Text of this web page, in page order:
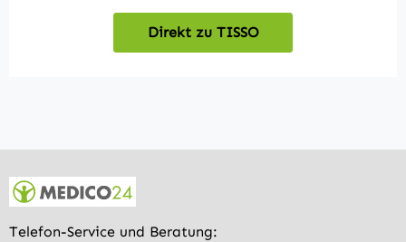
Direkt zu TISSO
Telefon-Service und Beratung: